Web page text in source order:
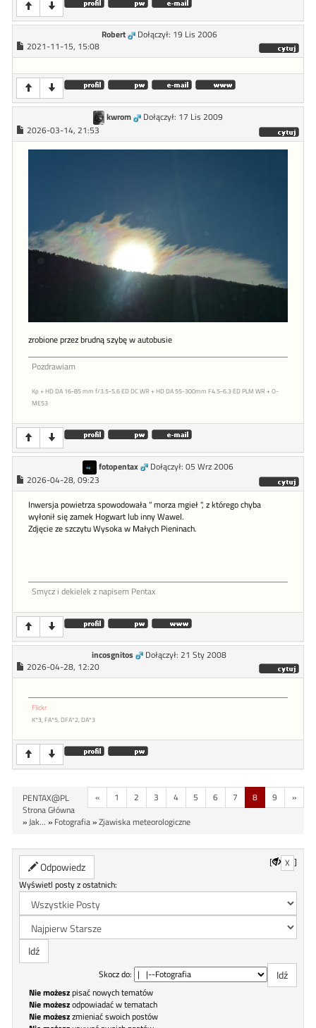
Robert
Dołączył: 19 Lis 2006
2021-11-15, 15:08
kwrom
Dołączył: 17 Lis 2009
2026-03-14, 21:53
zrobione przez brudną szybę w autobusie
Pozdrawiam
Kp + HD DA 16-85 mm f/3.5-5.6 ED DC WR + HD DA 55-300mm F4.5-6.3 ED PLM WR + O-
ME53
fotopentax
Dołączył: 05 Wrz 2006
2026-04-28, 09:23
Inwersja powietrza spowodowała " morza mgieł ", z którego chyba
wyłonił się zamek Hogwart lub inny Wawel.
Zdjęcie ze szczytu Wysoka w Małych Pieninach.
Smycz i dekielek z napisem Pentax
incosgnitos
Dołączył: 21 Sty 2008
2026-04-28, 12:20
Flickr
K*3, FA*5, DFA*2, DA*3
« 1 2 3 4 5 6 7 8 9 »
PENTAX@PL
Strona Główna
»Jak... » Fotografia»Zjawiska meteorologiczne
Odpowiedz [ X ]
Wyświetl posty z ostatnich:
Skocz do:
Nie możeszpisać nowych tematów
Nie możeszodpowiadać w tematach
Nie możeszzmieniać swoich postów